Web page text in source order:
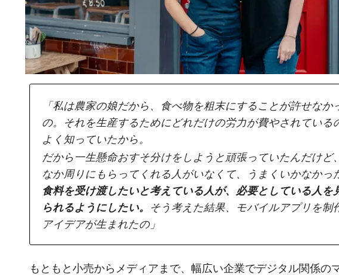
「私は農家の娘だから、食べ物を粗末にすることが許せなか
の。それを生産するためにどれだけの労力が費やされている
よく知っていたから。
だから一生懸命おすそ分けをしようと頑張っていたんだけど
なか周りにもらってくれる人がいなくて、うまくいかなかっ
食料を受け渡したいと考えている人が、必要としている人を
られるようにしたい。
そう考えた結果、モバイルアプリを制
アイデアが生まれたの」
もともと小売からメディアまで、幅広い企業でデジタル関係の